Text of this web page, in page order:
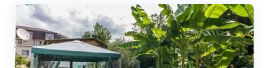
4.5